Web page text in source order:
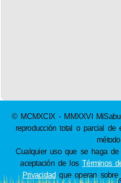
© MCMXCIX - MMXXVI
reproducción total o parcial de
Cualquier uso que se haga
aceptación de losTérminos
Privacidad que operan sobre